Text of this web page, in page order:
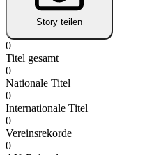
Story teilen
0
Titel gesamt
0
Nationale Titel
0
Internationale Titel
0
Vereinsrekorde
0